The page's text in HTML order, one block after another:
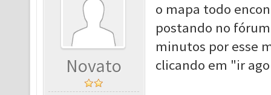
Novato
o mapa todo
postando no
minutos por esse
clicando em "ir